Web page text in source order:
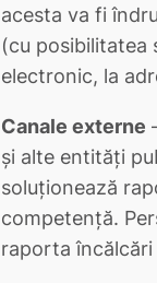
acesta va fi
(cu posibilitatea
electronic, la
Canale externe
și alte entități
soluționează
competență.
raporta